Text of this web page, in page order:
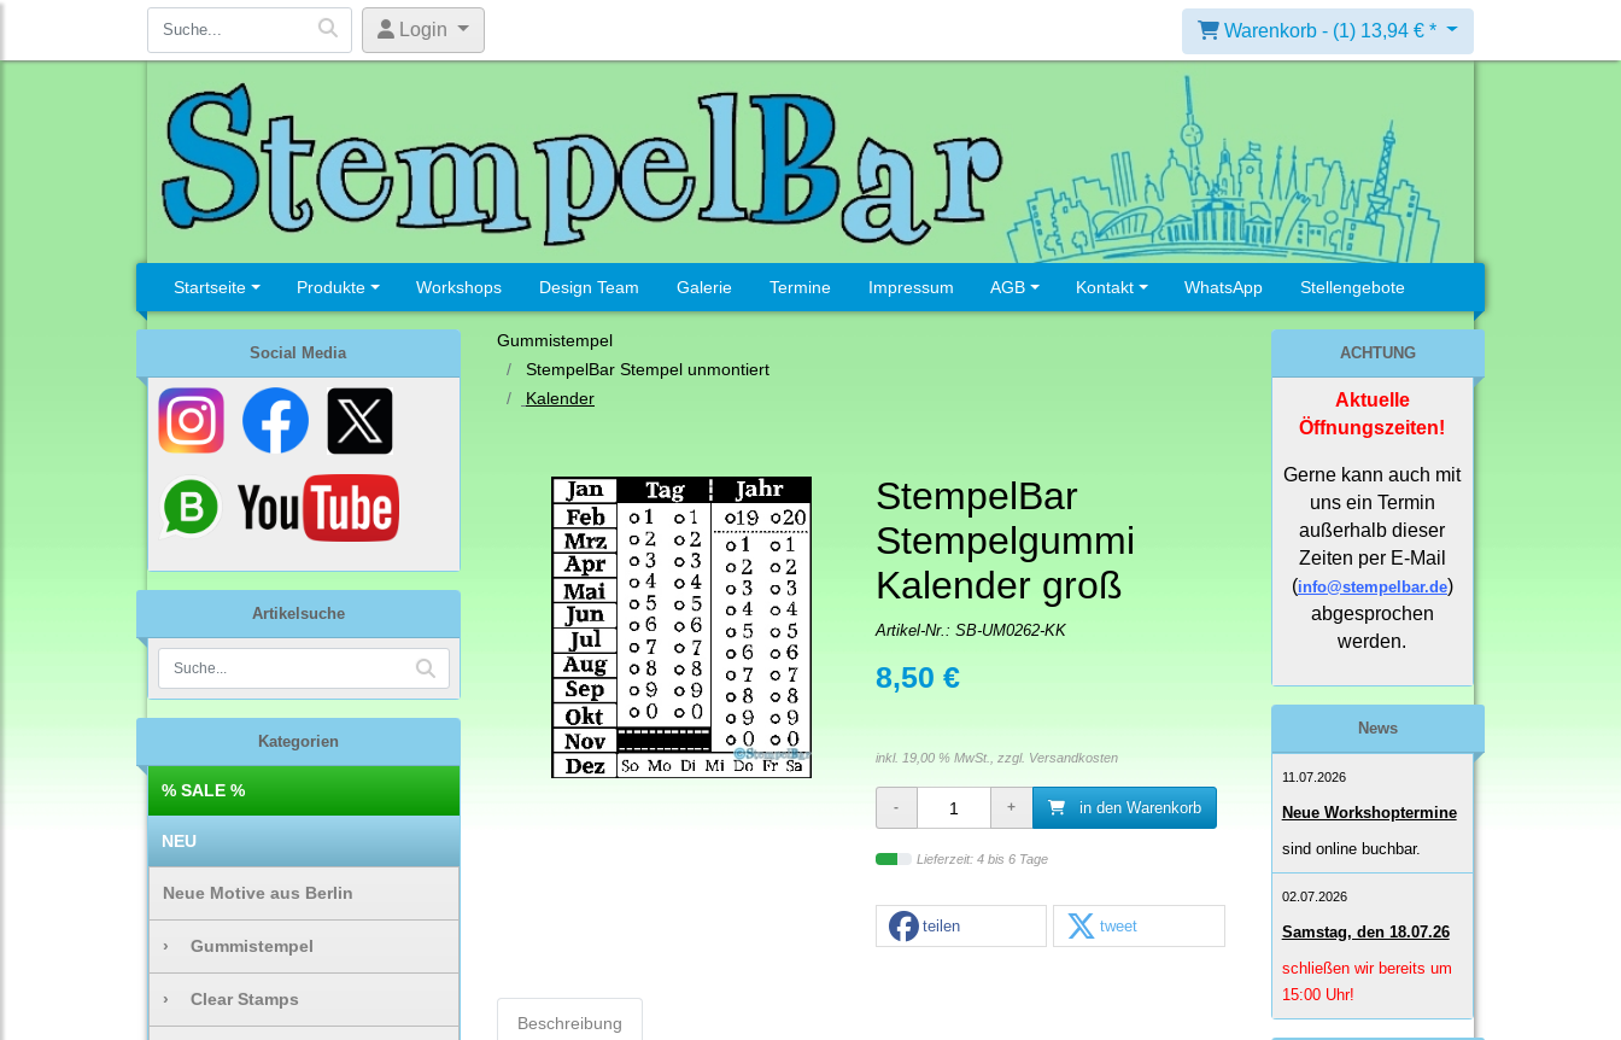
Login Warenkorb - (1) 13,94 € *
Startseite Produkte Workshops Design Team Galerie Termine Impressum AGB Kontakt WhatsApp Stellengebote
Social Media
Artikelsuche
Kategorien
% SALE %
NEU
Neue Motive aus Berlin
› Gummistempel
› Clear Stamps
Gummistempel
StempelBar Stempel unmontiert
Kalender
StempelBar
Stempelgummi
Kalender groß
Artikel-Nr.: SB-UM0262-KK
8,50 €
inkl. 19,00 % MwSt., zzgl. Versandkosten
in den Warenkorb
Lieferzeit: 4 bis 6 Tage
teilen tweet
Beschreibung
ACHTUNG
Aktuelle
Öffnungszeiten!
Gerne kann auch mit
uns ein Termin
außerhalb dieser
Zeiten per E-Mail
(info@stempelbar.de)
abgesprochen
werden.
News
11.07.2026
Neue Workshoptermine
sind online buchbar.
02.07.2026
Samstag, den 18.07.26
schließen wir bereits um
15:00 Uhr!